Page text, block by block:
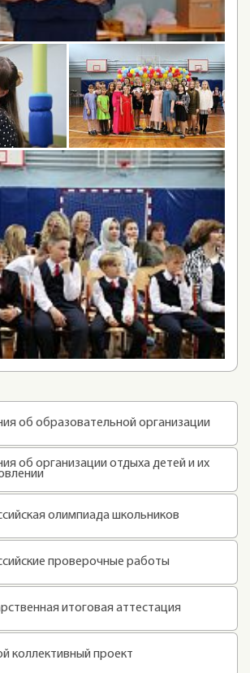
об образовательной организации
об организации отдыха детей и их
олимпиада школьников
проверочные работы
итоговая аттестация
коллективный проект